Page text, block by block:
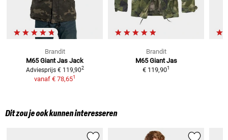
Brandit
M65 Giant Jas Jack
Adviesprijs € 119,902
vanaf € 78,651
Brandit
M65 Giant Jas
€ 119,901
Dit zou je ook kunnen interesseren